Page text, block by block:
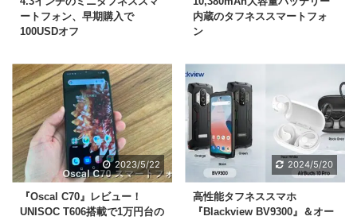
ートフォン、早期購入で
100USDオフ
内蔵のタフネススマートフォ
ン
2023/5/22
『Oscal C70』レビュー！
UNISOC T606搭載で1万円台の
2024/5/20
高性能タフネススマホ
『Blackview BV9300』＆オー